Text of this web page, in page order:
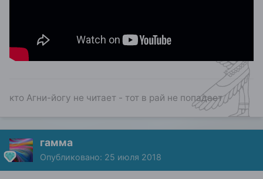
кто Агни-йогу не читает - тот в рай не попадает
гамма
Опубликовано: 25 июля 2018